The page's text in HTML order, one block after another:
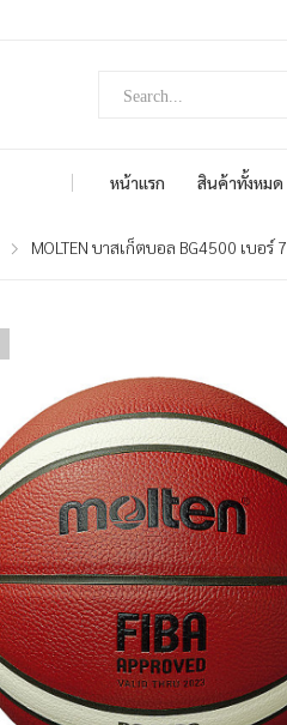
หน้าแรก สินค้าทั้งหมด
MOLTEN บาสเก็ตบอล BG4500 เบอร์ 7